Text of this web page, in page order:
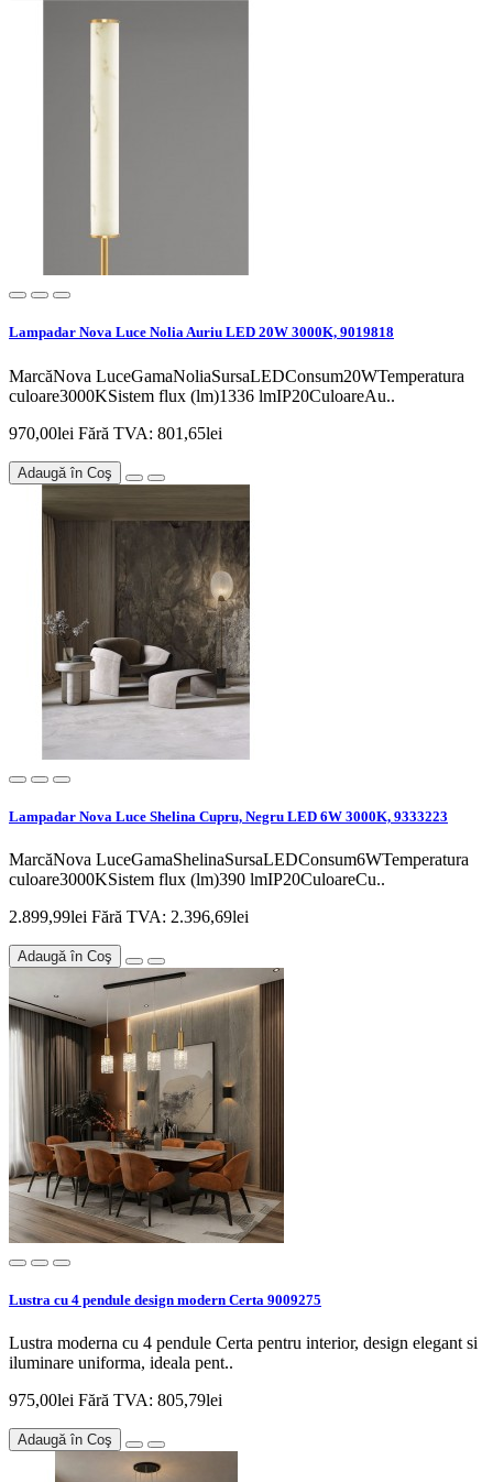
Lampadar Nova Luce Nolia Auriu LED 20W 3000K, 9019818
MarcăNova LuceGamaNoliaSursaLEDConsum20WTemperatura
culoare3000KSistem flux (lm)1336 lmIP20CuloareAu..
970,00lei Fără TVA: 801,65lei
Adaugă în Coş
Lampadar Nova Luce Shelina Cupru, Negru LED 6W 3000K, 9333223
MarcăNova LuceGamaShelinaSursaLEDConsum6WTemperatura
culoare3000KSistem flux (lm)390 lmIP20CuloareCu..
2.899,99lei Fără TVA: 2.396,69lei
Adaugă în Coş
Lustra cu 4 pendule design modern Certa 9009275
Lustra moderna cu 4 pendule Certa pentru interior, design elegant si
iluminare uniforma, ideala pent..
975,00lei Fără TVA: 805,79lei
Adaugă în Coş